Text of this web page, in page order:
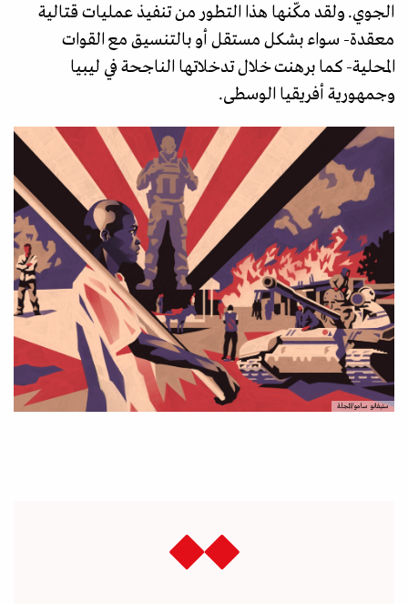
الجوي. ولقد مكّنها هذا التطور من تنفيذ عمليات قتالية
معقدة- سواء بشكل مستقل أو بالتنسيق مع القوات
المحلية- كما برهنت خلال تدخلاتها الناجحة في ليبيا
وجمهورية أفريقيا الوسطى.
ستيفانو سامو/المجلة